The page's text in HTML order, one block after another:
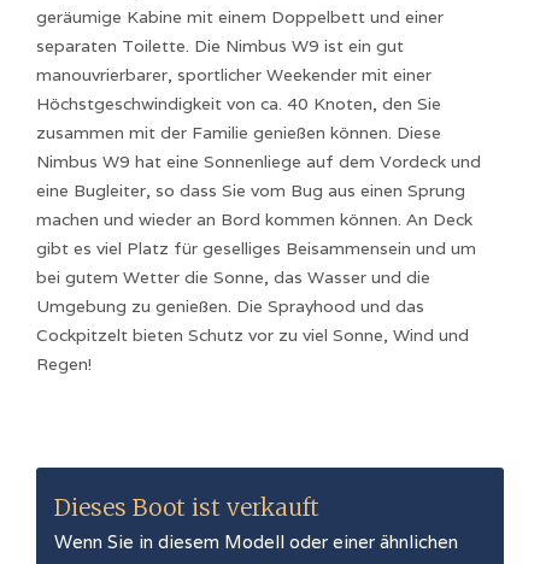
geräumige Kabine mit einem Doppelbett und einer
separaten Toilette. Die Nimbus W9 ist ein gut
manouvrierbarer, sportlicher Weekender mit einer
Höchstgeschwindigkeit von ca. 40 Knoten, den Sie
zusammen mit der Familie genießen können. Diese
Nimbus W9 hat eine Sonnenliege auf dem Vordeck und
eine Bugleiter, so dass Sie vom Bug aus einen Sprung
machen und wieder an Bord kommen können. An Deck
gibt es viel Platz für geselliges Beisammensein und um
bei gutem Wetter die Sonne, das Wasser und die
Umgebung zu genießen. Die Sprayhood und das
Cockpitzelt bieten Schutz vor zu viel Sonne, Wind und
Regen!
Dieses Boot ist verkauft
Wenn Sie in diesem Modell oder einer ähnlichen